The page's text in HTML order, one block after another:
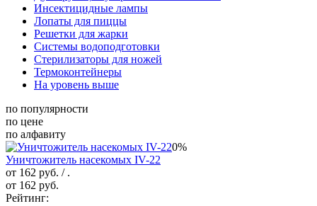
Инсектицидные лампы
Лопаты для пиццы
Решетки для жарки
Системы водоподготовки
Стерилизаторы для ножей
Термоконтейнеры
На уровень выше
по популярности
по цене
по алфавиту
0%
Уничтожитель насекомых IV-22
от 162 руб. / .
от 162 руб.
Рейтинг: